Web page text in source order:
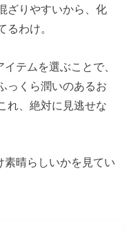
ざりやすいから、化
るわけ。
テムを選ぶことで、
っくら潤いのあるお
れ、絶対に見逃せな
晴らしいかを見てい